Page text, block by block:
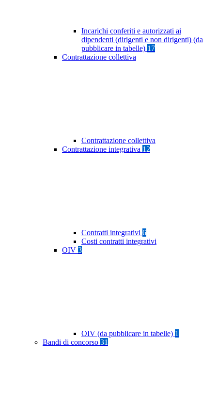
Incarichi conferiti e autorizzati ai
dipendenti (dirigenti e non dirigenti) (da
pubblicare in tabelle) 17
Contrattazione collettiva
Contrattazione collettiva
Contrattazione integrativa 12
Contratti integrativi 6
Costi contratti integrativi
OIV 3
OIV (da pubblicare in tabelle) 1
Bandi di concorso 31